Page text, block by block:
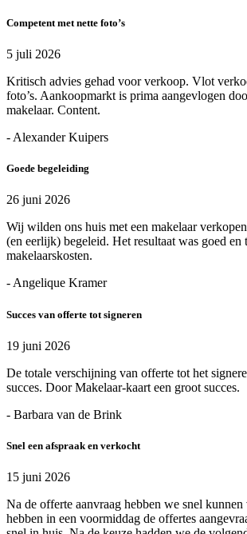
Competent met nette foto’s
5 juli 2026
Kritisch advies gehad voor verkoop. Vlot
foto’s. Aankoopmarkt is prima aangevlogen
makelaar. Content.
- Alexander Kuipers
Goede begeleiding
26 juni 2026
Wij wilden ons huis met een makelaar
(en eerlijk) begeleid. Het resultaat was goed en
makelaarskosten.
- Angelique Kramer
Succes van offerte tot signeren
19 juni 2026
De totale verschijning van offerte tot het
succes. Door Makelaar-kaart een groot succes.
- Barbara van de Brink
Snel een afspraak en verkocht
15 juni 2026
Na de offerte aanvraag hebben we snel
hebben in een voormiddag de offertes